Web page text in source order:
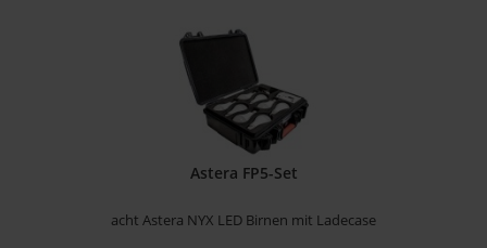
Astera FP5-Set
acht Astera NYX LED Birnen mit Ladecase